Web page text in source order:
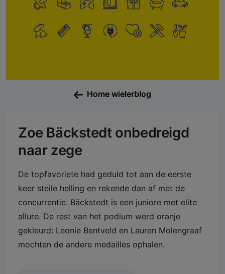
Home wielerblog
Zoe Bäckstedt onbedreigd
naar zege
De topfavoriete had geduld tot aan de eerste
keer steile helling en rekende dan af met de
concurrentie. Bäckstedt is een juniore met elite
allure. De rest van het podium werd oranje
gekleurd: Leonie Bentveld en Lauren Molengraaf
mochten de andere medailles ophalen.